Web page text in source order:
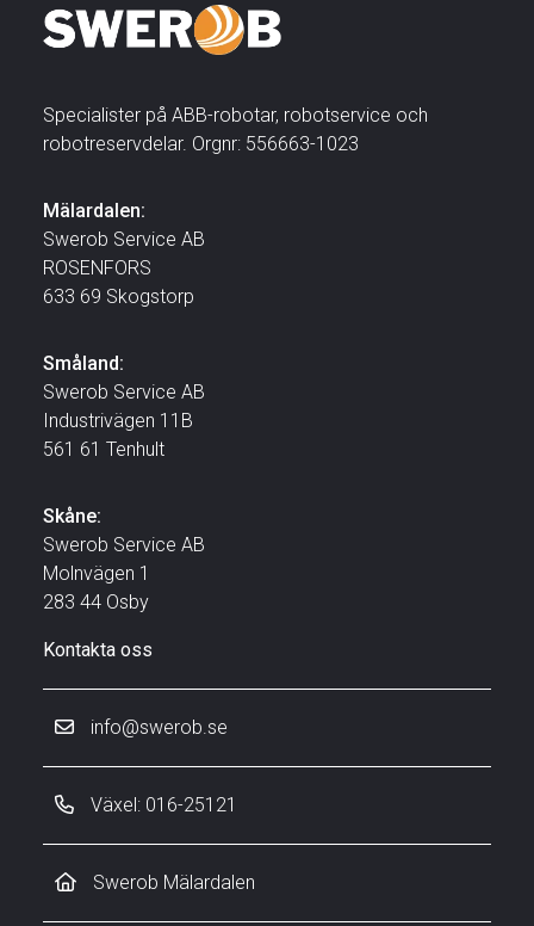
Specialister på ABB-robotar, robotservice och
robotreservdelar. Orgnr: 556663-1023
Mälardalen:
Swerob Service AB
ROSENFORS
633 69 Skogstorp
Småland:
Swerob Service AB
Industrivägen 11B
561 61 Tenhult
Skåne:
Swerob Service AB
Molnvägen 1
283 44 Osby
Kontakta oss
info@swerob.se
Växel: 016-25121
Swerob Mälardalen